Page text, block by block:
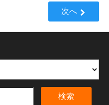
次へ
検索